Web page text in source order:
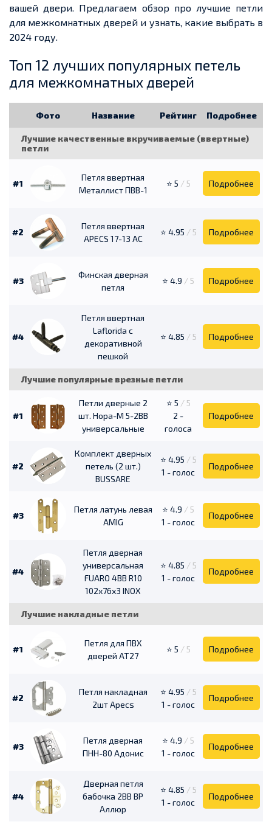
вашей двери. Предлагаем обзор про лучшие петли
для межкомнатных дверей и узнать, какие выбрать в
2024 году.
Топ 12 лучших популярных петель
для межкомнатных дверей
Фото Название Рейтинг Подробнее
Лучшие качественные вкручиваемые (ввертные)
петли
#1
Петля ввертная
Металлист ПВВ-1
⭐ 5 / 5 Подробнее
#2
Петля ввертная
APECS 17-13 AC
⭐ 4.95 / 5 Подробнее
#3
Финская дверная
петля
⭐ 4.9 / 5 Подробнее
#4
Петля ввертная
Laflorida с
декоративной
пешкой
⭐ 4.85 / 5 Подробнее
Лучшие популярные врезные петли
#1
Петли дверные 2
шт. Нора-М 5-2ВВ
универсальные
⭐ 5 / 5
2 -
голоса
Подробнее
#2
Комплект дверных
петель (2 шт.)
BUSSARE
⭐ 4.95 / 5
1 - голос
Подробнее
#3
Петля латунь левая
AMIG
⭐ 4.9 / 5
1 - голос
Подробнее
#4
Петля дверная
универсальная
FUARO 4BB R10
102х76х3 INOX
⭐ 4.85 / 5
1 - голос
Подробнее
Лучшие накладные петли
#1
Петля для ПВХ
дверей АТ27
⭐ 5 / 5 Подробнее
#2
Петля накладная
2шт Apecs
⭐ 4.95 / 5
1 - голос
Подробнее
#3
Петля дверная
ПНН-80 Адонис
⭐ 4.9 / 5
1 - голос
Подробнее
#4
Дверная петля
бабочка 2BB BP
Аллюр
⭐ 4.85 / 5
1 - голос
Подробнее